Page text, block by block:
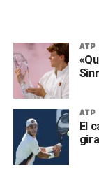
ATP
ATP
El